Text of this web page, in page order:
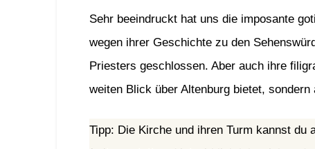
Sehr beeindruckt hat uns die imposante
wegen ihrer Geschichte zu den
Priesters geschlossen. Aber auch ihre
weiten Blick über Altenburg bietet,
Tipp: Die Kirche und ihren Turm kannst du